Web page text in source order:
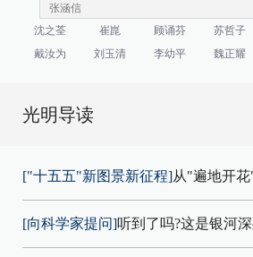
沈之荃 崔崑 顾诵芬 苏哲子
戴汝为
刘玉清 李幼平 魏正耀
光明导读
["十五五"新图景新征程]从"遍地开
[向科学家提问]听到了吗?这是银河